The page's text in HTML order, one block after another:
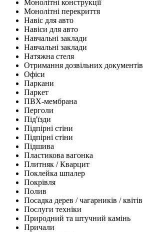
Монолітні конструкції
Монолітні перекриття
Навіс для авто
Навіси для авто
Навчальні заклади
Навчальні заклади
Натяжна стеля
Отримання дозвільних документів
Офіси
Паркани
Паркет
ПВХ-мембрана
Перголи
Під'їзди
Підпірні стіни
Підпірні стіни
Підшива
Пластикова вагонка
Плитняк / Кварцит
Поклейка шпалер
Покрівля
Полив
Посадка дерев / чагарників / квітів
Послуги техніки
Природний та штучний камінь
Причали